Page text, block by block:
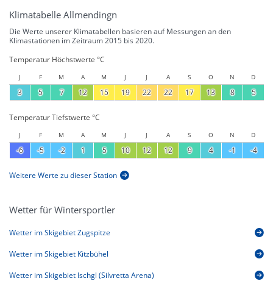
Klimatabelle Allmendingn
Die Werte unserer Klimatabellen basieren auf Messungen an den
Klimastationen im Zeitraum 2015 bis 2020.
Temperatur Höchstwerte °C
J F M A M J J A S O N D
3 5 7 12 15 19 22 22 17 13 8 5
Temperatur Tiefstwerte °C
J F M A M J J A S O N D
-6 -5 -2 1 5 10 12 12 9 4 -1 -4
Weitere Werte zu dieser Station
Wetter für Wintersportler
Wetter im Skigebiet Zugspitze
Wetter im Skigebiet Kitzbühel
Wetter im Skigebiet Ischgl (Silvretta Arena)